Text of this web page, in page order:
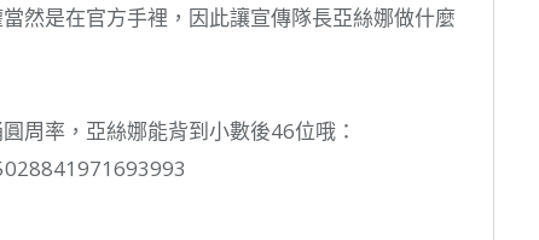
然是在官方手裡，因此讓宣傳隊長亞絲娜做什麼
周率，亞絲娜能背到小數後46位哦：